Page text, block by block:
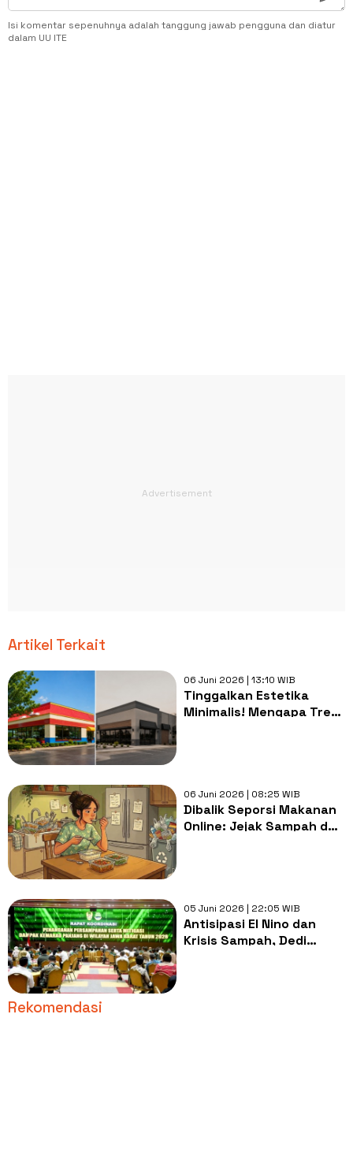
Isi komentar sepenuhnya adalah tanggung jawab pengguna dan diatur
dalam UU ITE
Artikel Terkait
06 Juni 2026 | 13:10 WIB
Tinggalkan Estetika
Minimalis! Mengapa Tren
06 Juni 2026 | 08:25 WIB
Dibalik Seporsi Makanan
Online: Jejak Sampah dan
05 Juni 2026 | 22:05 WIB
Antisipasi El Nino dan
Krisis Sampah, Dedi
Rekomendasi